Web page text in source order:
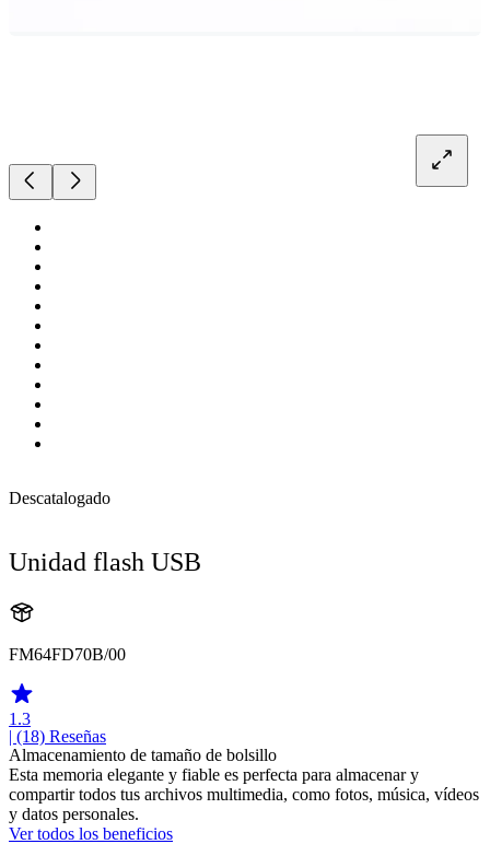
Descatalogado
Unidad flash USB
FM64FD70B/00
1.3
| (18) Reseñas
Almacenamiento de tamaño de bolsillo
Esta memoria elegante y fiable es perfecta para almacenar y
compartir todos tus archivos multimedia, como fotos, música, vídeos
y datos personales.
Ver todos los beneficios